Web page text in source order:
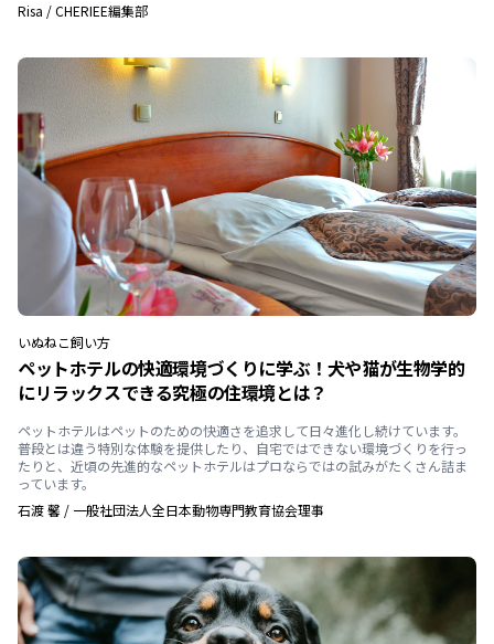
Risa /CHERIEE編集部
いぬねこ飼い方
ペットホテルの快適環境づくりに学ぶ！犬や猫が生物学的
にリラックスできる究極の住環境とは？
ペットホテルはペットのための快適さを追求して日々進化し続けています。
普段とは違う特別な体験を提供したり、自宅ではできない環境づくりを行っ
たりと、近頃の先進的なペットホテルはプロならではの試みがたくさん詰ま
っています。
石渡 馨 / 一般社団法人全日本動物専門教育協会理事